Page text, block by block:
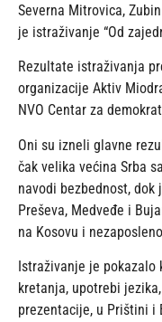
Severna Mitrovica,
je istraživanje “Od
Rezultate istraživanja
organizacije Aktiv
NVO Centar za
Oni su izneli glavne
čak velika većina Srba
navodi bezbednost,
Preševa, Medveđe i
na Kosovu i
Istraživanje je pokazalo
kretanja, upotrebi
prezentacije, u Prištini i